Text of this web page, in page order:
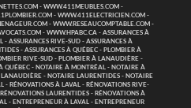
- WWW.411MEUBLES.COM -
- WWW.411ELECTRICIEN.COM -
- WWW.RESEAUCOMPTABLE.COM -
- WWW.HPABC.CA - ASSURANCES À
- ASSURANCES RIVE-SUD - ASSURANCES À
- ASSURANCES À QUÉBEC - PLOMBIER À
RIVE-SUD - PLOMBIER À LANAUDIÈRE -
QUÉBEC - NOTAIRE À MONTRÉAL - NOTAIRE À
- NOTAIRE LAURENTIDES- NOTAIRE
- RÉNOVATIONS À LAVAL- RÉNOVATIONS RIVE-
RÉNOVATIONS LAURENTIDES - RÉNOVATIONS À
- ENTREPRENEUR À LAVAL - ENTREPRENEUR